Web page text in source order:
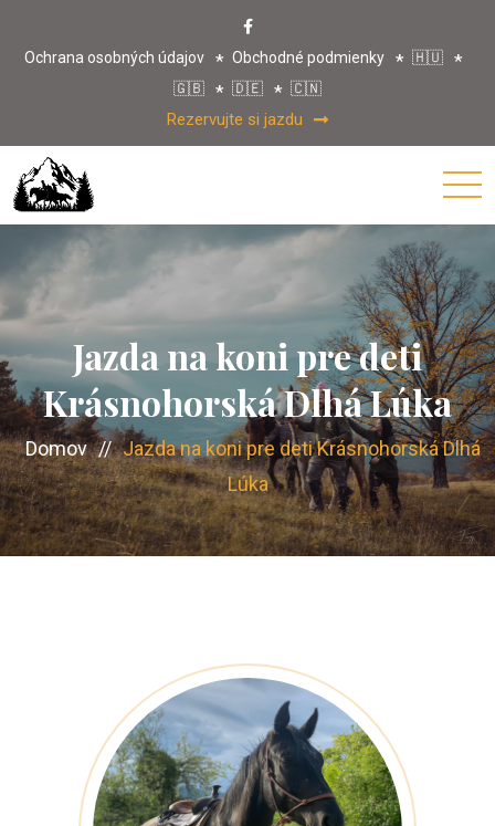
Ochrana osobných údajov Obchodné podmienky
🇭🇺
🇬🇧
🇩🇪 🇨🇳
Rezervujte si jazdu
Jazda na koni pre deti
Krásnohorská Dlhá Lúka
Domov // Jazda na koni pre deti Krásnohorská Dlhá
Lúka